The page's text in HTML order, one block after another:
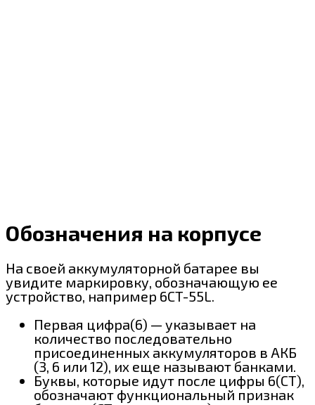
Обозначения на корпусе
На своей аккумуляторной батарее вы
увидите маркировку, обозначающую ее
устройство, например 6CT-55L.
Первая цифра(6) — указывает на
количество последовательно
присоединенных аккумуляторов в АКБ
(3, 6 или 12), их еще называют банками.
Буквы, которые идут после цифры 6(CT),
обозначают функциональный признак